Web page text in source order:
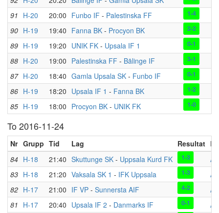
91 H-20 20:00 Funbo IF - Palestinska FF 1-4
90 H-19 19:40 Fanna BK - Procyon BK 2-2
89 H-19 19:20 UNIK FK - Upsala IF 1 0-1
88 H-20 19:00 Palestinska FF - Bälinge IF 3-1
87 H-20 18:40 Gamla Upsala SK - Funbo IF 0-1
86 H-19 18:20 Upsala IF 1 - Fanna BK 1-2
85 H-19 18:00 Procyon BK - UNIK FK 1-0
To 2016-11-24
Nr Grupp Tid Lag Resultat
84 H-18 21:40 Skuttunge SK - Uppsala Kurd FK 1-3
83 H-18 21:20 Vaksala SK 1 - IFK Uppsala 1-3
82 H-17 21:00 IF VP - Sunnersta AIF 4-2
81 H-17 20:40 Upsala IF 2 - Danmarks IF 0-1